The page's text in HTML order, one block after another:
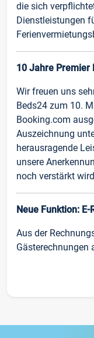
die sich
Dienstleistungen
10 Jahre Premier
Wir freuen uns
Beds24 zum 10.
Booking.com
Auszeichnung
herausragende
unsere
noch verstärkt
Neue Funktion: E-
Aus der
Gästerechnungen